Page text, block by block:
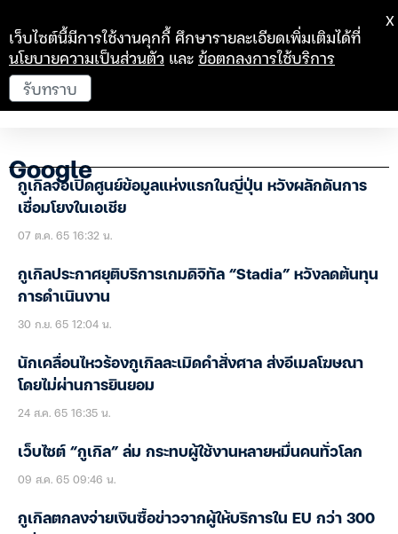
Google
กูเกิลจ่อเปิดศูนย์ข้อมูลแห่งแรกในญี่ปุ่น หวังผลักดันการ
เชื่อมโยงในเอเชีย
07 ต.ค. 65 16:32 น.
กูเกิลประกาศยุติบริการเกมดิจิทัล “Stadia” หวังลดต้นทุน
การดำเนินงาน
30 ก.ย. 65 12:04 น.
นักเคลื่อนไหวร้องกูเกิลละเมิดคำสั่งศาล ส่งอีเมลโฆษณา
โดยไม่ผ่านการยินยอม
24 ส.ค. 65 16:35 น.
เว็บไซต์ “กูเกิล” ล่ม กระทบผู้ใช้งานหลายหมื่นคนทั่วโลก
09 ส.ค. 65 09:46 น.
กูเกิลตกลงจ่ายเงินซื้อข่าวจากผู้ให้บริการใน EU กว่า 300
เว็บไซต์นี้มีการใช้งานคุกกี้ ศึกษารายละเอียดเพิ่มเติมได้ที่
นโยบายความเป็นส่วนตัว และข้อตกลงการใช้บริการ
รับทราบ
X